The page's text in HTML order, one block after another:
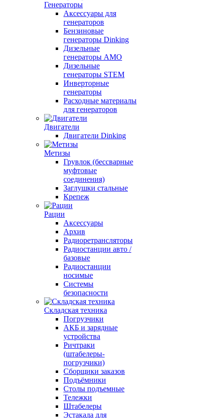
Генераторы
Аксессуары для
генераторов
Бензиновые
генераторы Dinking
Дизельные
генераторы AMO
Дизельные
генераторы STEM
Инверторные
генераторы
Расходные материалы
для генераторов
Двигатели
Двигатели Dinking
Метизы
Грувлок (бессварные
муфтовые
соединения)
Заглушки стальные
Крепеж
Рации
Аксессуары
Архив
Радиоретрансляторы
Радиостанции авто /
базовые
Радиостанции
носимые
Системы
безопасности
Складская техника
Погрузчики
АКБ и зарядные
устройства
Ричтраки
(штабелеры-
погрузчики)
Сборщики заказов
Подъёмники
Столы подъемные
Тележки
Штабелеры
Эстакада для